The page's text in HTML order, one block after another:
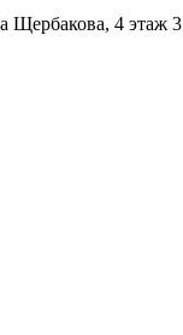
Щербакова, 4 этаж 3